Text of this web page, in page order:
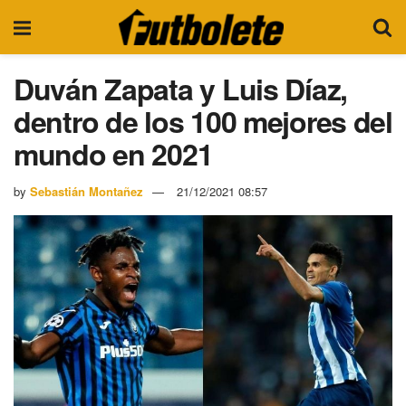
Duván Zapata y Luis Díaz,
dentro de los 100 mejores del
mundo en 2021
by Sebastián Montañez 21/12/2021 08:57